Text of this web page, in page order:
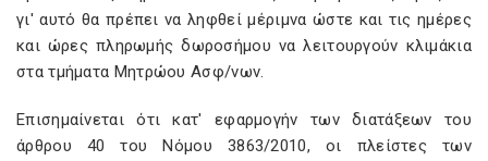
γι' αυτό θα πρέπει να ληφθεί μέριμνα ώστε και τις ημέρες
και ώρες πληρωμής δωροσήμου να λειτουργούν κλιμάκια
στα τμήματα Μητρώου Ασφ/νων.
Επισημαίνεται ότι κατ' εφαρμογήν των διατάξεων του
άρθρου 40 του Νόμου 3863/2010, οι πλείστες των